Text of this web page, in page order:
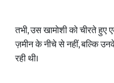
तभी, उस खामोशी को चीरते
ज़मीन के नीचे से नहीं, बल्कि
रही थी।